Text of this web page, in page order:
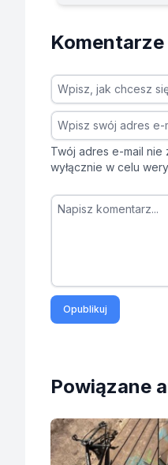
Komentarze
Twój adres e-mail nie
wyłącznie w celu
Opublikuj
Powiązane